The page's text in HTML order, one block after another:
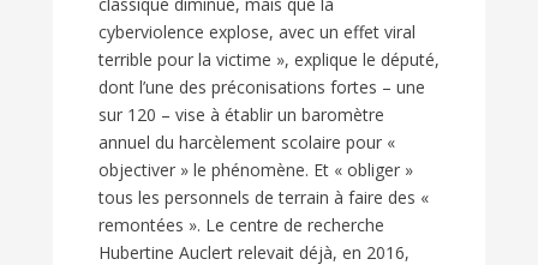
cyberviolence explose, avec un effet viral
terrible pour la victime », explique le député,
dont l’une des préconisations fortes – une
sur 120 – vise à établir un baromètre
annuel du harcèlement scolaire pour «
objectiver » le phénomène. Et « obliger »
tous les personnels de terrain à faire des «
remontées ». Le centre de recherche
Hubertine Auclert relevait déjà, en 2016,